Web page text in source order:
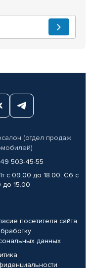
(отдел продаж
503-45-55
с 09.00 до 18.00, Сб с
до 15.00
посетителя сайта
данных